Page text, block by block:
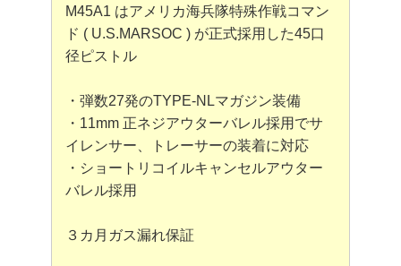
M45A1 はアメリカ海兵隊特殊作戦コマン
ド ( U.S.MARSOC ) が正式採用した45口
径ピストル
・弾数27発のTYPE-NLマガジン装備
・11mm 正ネジアウターバレル採用でサ
イレンサー、トレーサーの装着に対応
・ショートリコイルキャンセルアウター
バレル採用
３カ月ガス漏れ保証